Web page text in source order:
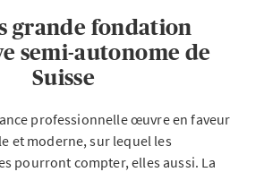
grande fondation
semi-autonome de
Suisse
professionnelle œuvre en faveur
et moderne, sur lequel les
pourront compter, elles aussi. La